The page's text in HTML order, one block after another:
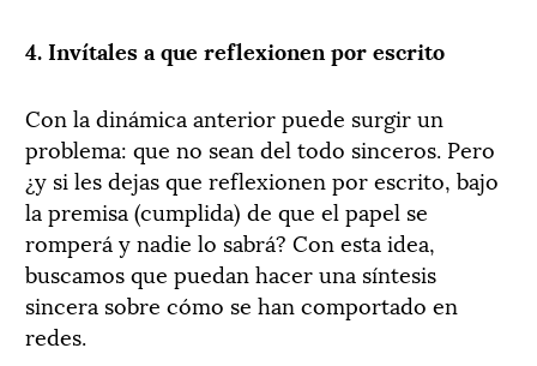
4. Invítales a que reflexionen por escrito
Con la dinámica anterior puede surgir un
problema: que no sean del todo sinceros. Pero
¿y si les dejas que reflexionen por escrito, bajo
la premisa (cumplida) de que el papel se
romperá y nadie lo sabrá? Con esta idea,
buscamos que puedan hacer una síntesis
sincera sobre cómo se han comportado en
redes.